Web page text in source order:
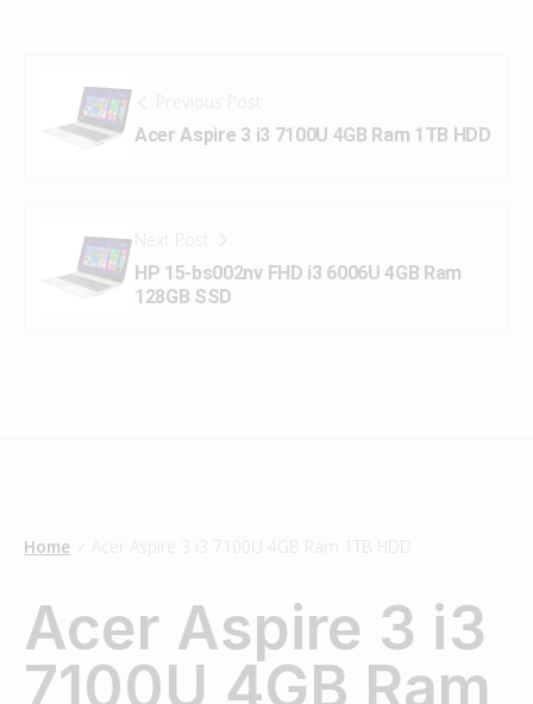
Previous Post
Acer Aspire 3 i3 7100U 4GB Ram 1TB HDD
Next Post
HP 15-bs002nv FHD i3 6006U 4GB Ram
128GB SSD
Home Acer Aspire 3 i3 7100U 4GB Ram 1TB HDD
Acer Aspire 3 i3
7100U 4GB Ram